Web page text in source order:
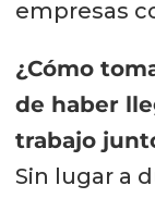
empresas
¿Cómo
de haber
trabajo
Sin lugar a